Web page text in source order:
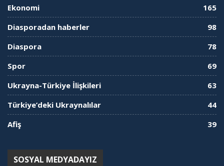
Ekonomi
165
Diasporadan haberler
98
Diaspora
78
Spor
69
Ukrayna-Türkiye İlişkileri
63
Türkiye’deki Ukraynalılar
44
Afiş
39
SOSYAL MEDYADAYIZ